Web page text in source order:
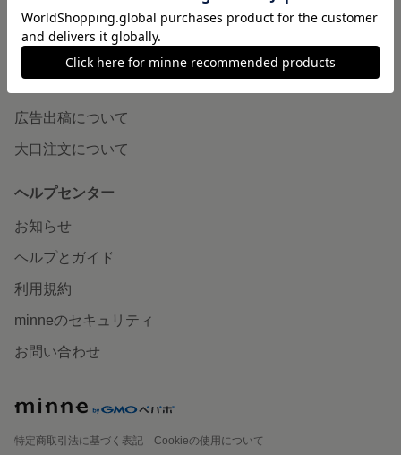
ニュース
minneの本
広告出稿について
大口注文について
ヘルプセンター
お知らせ
ヘルプとガイド
利用規約
minneのセキュリティ
お問い合わせ
特定商取引法に基づく表記
Cookieの使用について